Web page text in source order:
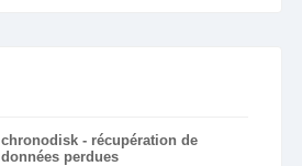
chronodisk - récupération de
données perdues